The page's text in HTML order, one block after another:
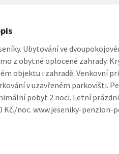
Náhledy
Ubytování ve
z obytné oplocené zahrady.
objektu i zahradě. Venkovní
v uzavřeném parkovišti.
pobyt 2 noci. Letní
Kč./noc. www.jeseniky-penzion-